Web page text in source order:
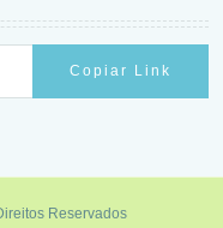
Copiar Link
Reservados